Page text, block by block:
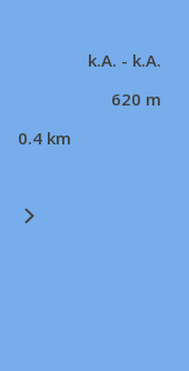
k.A. - k.A.
620 m
0.4 km